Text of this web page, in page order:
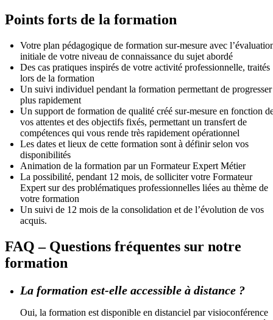
Points forts de la formation
Votre plan pédagogique de formation sur-mesure avec
initiale de votre niveau de connaissance du sujet abordé
Des cas pratiques inspirés de votre activité professionnelle, traités
lors de la formation
Un suivi individuel pendant la formation permettant de progresser
plus rapidement
Un support de formation de qualité créé sur-mesure en fonction
vos attentes et des objectifs fixés, permettant un transfert de
compétences qui vous rende très rapidement opérationnel
Les dates et lieux de cette formation sont à définir selon vos
disponibilités
Animation de la formation par un Formateur Expert Métier
La possibilité, pendant 12 mois, de solliciter votre Formateur
Expert sur des problématiques professionnelles liées au thème de
votre formation
Un suivi de 12 mois de la consolidation et de l’évolution de vos
acquis.
FAQ – Questions fréquentes sur notre
formation
La formation est-elle accessible à distance ?
Oui, la formation est disponible en distanciel par visioconférence